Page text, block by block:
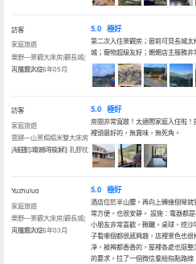
訪客
家庭旅遊
樂野—景觀大床房|觀長城|
可攜寵入住
入住於2026年05月
5.0 極好
第二次入住景觀房；窗前可見長城
城；寵物超級友好；姍姍店主服務非
訪客
家庭旅遊
雲歸—山景榻榻米雙大床房
| 帳篷 | 電視可投屏 | 乳膠枕
入住於2026年03月
5.0 極好
房間非常寬敞！太適閤家庭入住啦
裡頭最好的，無異味，無死角。
Yuzhuluo
家庭旅遊
樂野—景觀大床房|觀長城|
可攜寵入住
入住於2026年03月
5.0 極好
酒店位於半山腰，再向上轉幾個彎
常方便，也很安靜。 設施：電器都
小朋友非常喜歡，鞦韆，桌球，挖
子看哪個都很感興趣，店裡景色也
凈，被褥都香香的，屋裡各處也挺
的要求，拉了一個微信羣給指點路